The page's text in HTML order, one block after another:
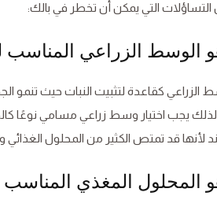
التي يمكن أن تخطر في بالك:
كقاعدة لتثبيت النبات حيث تنمو
لذلك يجب اختيار وسط زراعي مسامي نوعًا
لأنها قد تمتص الكثير من المحلول الغذائي